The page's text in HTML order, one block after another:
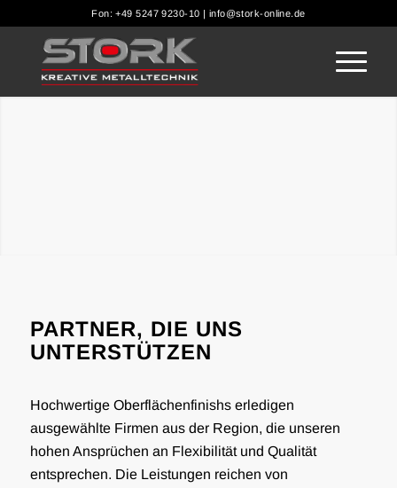
Fon: +49 5247 9230-10 | info@stork-online.de
PARTNER, DIE UNS
UNTERSTÜTZEN
Hochwertige Oberflächenfinishs erledigen
ausgewählte Firmen aus der Region, die unseren
hohen Ansprüchen an Flexibilität und Qualität
entsprechen. Die Leistungen reichen von